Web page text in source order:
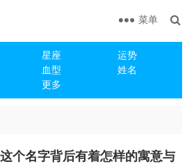
星座
运势
血型
姓名
更多
菜单
个名字背后有着怎样的寓意与